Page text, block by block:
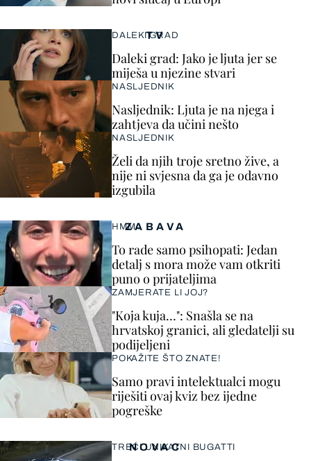
ZABAVA
HMM…
To rade samo psihopati: Jedan
detalj s mora može vam otkriti
puno o prijateljima
ZAMJERATE LI JOJ?
"Koja kuja…": Snašla se na
hrvatskoj granici, ali gledatelji su
podijeljeni
POKAŽITE ŠTO ZNATE!
Samo pravi intelektualci mogu
riješiti ovaj kviz bez ijedne
pogreške
TV
DALEKI GRAD
Daleki grad: Jako je ljuta jer se
miješa u njezine stvari
NASLJEDNIK
Nasljednik: Ljuta je na njega i
zahtjeva da učini nešto
NASLJEDNIK
Želi da njih troje sretno žive, a
nije ni svjesna da ga je odavno
izgubila
NOVAC
TREĆI UNIKATNI BUGATTI